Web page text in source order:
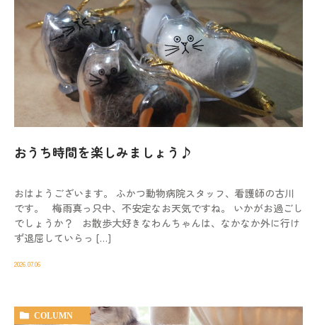
おうち時間を楽しみましょう♪
おはようございます。 ふかつ動物病院スタッフ、看護師の古川
です。 梅雨真っ只中、不安定なお天気ですね。 いかがお過ごし
でしょうか？ お散歩大好きなわんちゃんは、なかなか外に行け
ず退屈していらっ […]
2026.07.06
COLUMN